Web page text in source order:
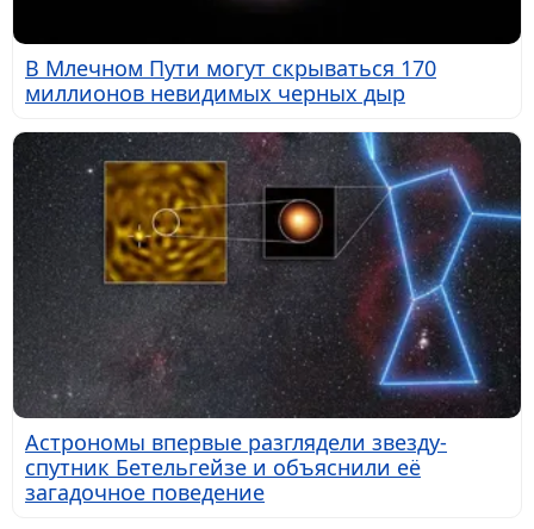
В Млечном Пути могут скрываться 170
миллионов невидимых черных дыр
Астрономы впервые разглядели звезду-
спутник Бетельгейзе и объяснили её
загадочное поведение